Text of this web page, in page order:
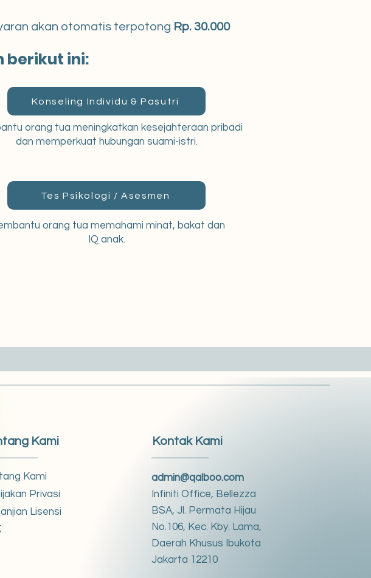
akan otomatis terpotong Rp. 30.000
berikut ini:
Konseling Individu & Pasutri
orang tua meningkatkan kesejahteraan pribadi
dan memperkuat hubungan suami-istri.
Tes Psikologi / Asesmen
orang tua memahami minat, bakat dan
IQ anak.
Kami
Kami
Privasi
Lisensi
Kontak Kami
admin@qalboo.com
Infiniti Office, Bellezza
BSA, Jl. Permata Hijau
No.106, Kec. Kby. Lama,
Daerah Khusus Ibukota
Jakarta 12210